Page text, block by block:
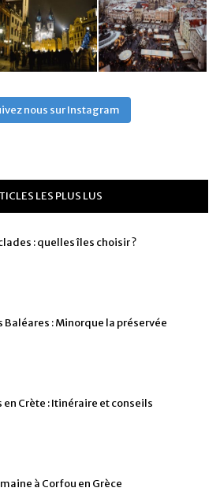
nous sur Instagram
LES PLUS LUS
: quelles îles choisir ?
Baléares : Minorque la préservée
en Crète : Itinéraire et conseils
à Corfou en Grèce